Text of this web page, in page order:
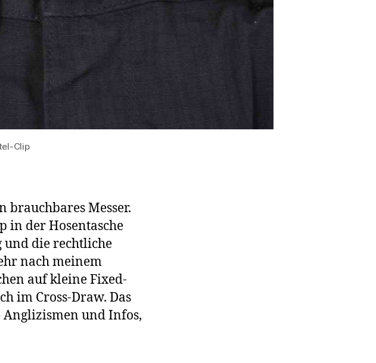
Clip
brauchbares Messer.
in der Hosentasche
und die rechtliche
nach meinem
auf kleine Fixed-
im Cross-Draw. Das
und Infos,